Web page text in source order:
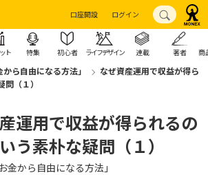
口座開設 ログイン
ト 特集 初心者 ライフデザイン 連載 著者 商
ら自由になる方法」
なぜ資産運用で収益が得ら
（１）
運用で収益が得られるの
う素朴な疑問（１）
金から自由になる方法」